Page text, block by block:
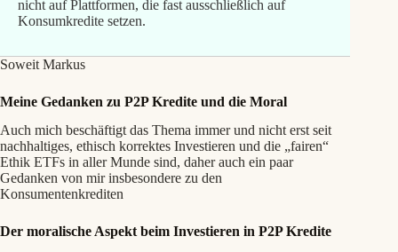
nicht auf Plattformen, die fast ausschließlich auf
Konsumkredite setzen.
Soweit Markus
Meine Gedanken zu P2P Kredite und die Moral
Auch mich beschäftigt das Thema immer und nicht erst seit
nachhaltiges, ethisch korrektes Investieren und die „fairen“
Ethik ETFs in aller Munde sind, daher auch ein paar
Gedanken von mir insbesondere zu den
Konsumentenkrediten
Der moralische Aspekt beim Investieren in P2P Kredite